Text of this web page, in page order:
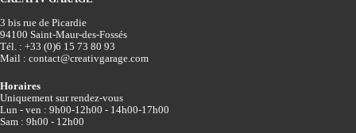
3 bis rue de Picardie
94100 Saint-Maur-des-Fossés
Tél. : +33 (0)6 15 73 80 93
Mail : contact@creativgarage.com
Horaires
Uniquement sur rendez-vous
Lun - ven : 9h00-12h00 - 14h00-17h00
Sam : 9h00 - 12h00